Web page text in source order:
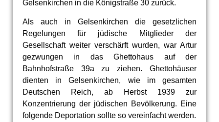
Gelsenkirchen in die Königstraße 30 zurück.
Als auch in Gelsenkirchen die gesetzlichen
Regelungen für jüdische Mitglieder der
Gesellschaft weiter verschärft wurden, war Artur
gezwungen in das Ghettohaus auf der
Bahnhofstraße 39a zu ziehen. Ghettohäuser
dienten in Gelsenkirchen, wie im gesamten
Deutschen Reich, ab Herbst 1939 zur
Konzentrierung der jüdischen Bevölkerung. Eine
folgende Deportation sollte so vereinfacht werden.